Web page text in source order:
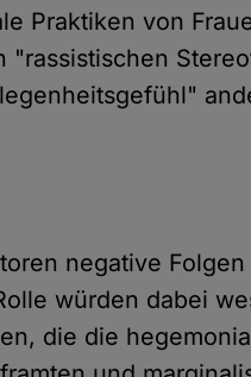
Praktiken von
"rassistischen
negative
würden dabei
die die